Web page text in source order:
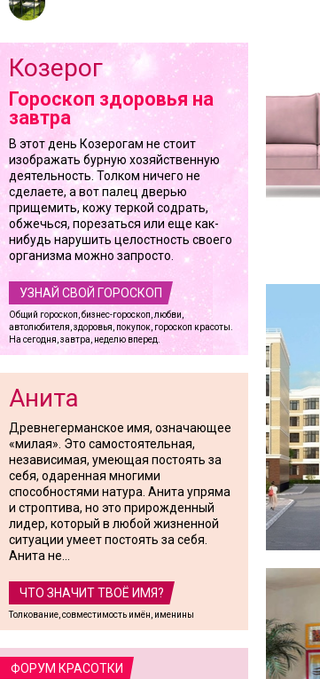
Козерог
Гороскоп здоровья на
завтра
В этот день Козерогам не стоит
изображать бурную хозяйственную
деятельность. Толком ничего не
сделаете, а вот палец дверью
прищемить, кожу теркой содрать,
обжечься, порезаться или еще как-
нибудь нарушить целостность своего
организма можно запросто.
УЗНАЙ СВОЙ ГОРОСКОП
Общий гороскоп, бизнес-гороскоп, любви,
автолюбителя, здоровья, покупок, гороскоп красоты.
На сегодня, завтра, неделю вперед.
Анита
Древнегерманское имя, означающее
«милая». Это самостоятельная,
независимая, умеющая постоять за
себя, одаренная многими
способностями натура. Анита упряма
и строптива, но это прирожденный
лидер, который в любой жизненной
ситуации умеет постоять за себя.
Анита не...
ЧТО ЗНАЧИТ ТВОЁ ИМЯ?
Толкование, совместимость имён, именины
ФОРУМ КРАСОТКИ